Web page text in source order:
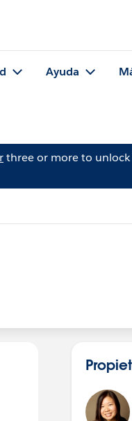
Ayuda
three or more to